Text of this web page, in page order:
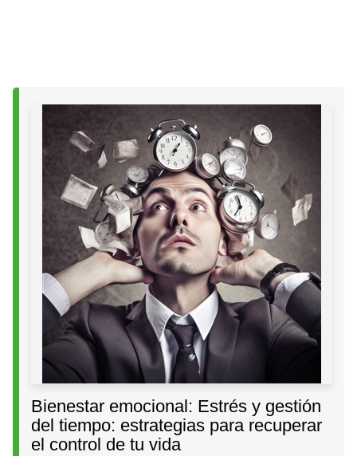
Bienestar emocional: Estrés y gestión
del tiempo: estrategias para recuperar
el control de tu vida